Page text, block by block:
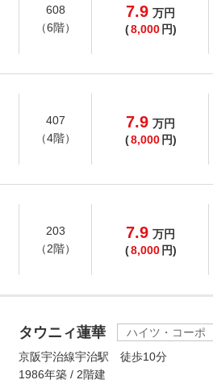
608
（6階）
7.9 万円
(8,000 円)
407
（4階）
7.9 万円
(8,000 円)
203
（2階）
7.9 万円
(8,000 円)
タウニィ蓮華
ハイツ・コーポ
京阪宇治線宇治駅 徒歩10分
1986年築 / 2階建